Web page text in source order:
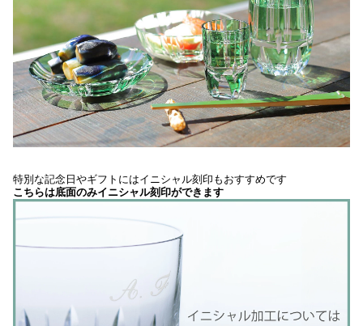
特別な記念日やギフトにはイニシャル刻印もおすすめです
こちらは底面のみイニシャル刻印ができます